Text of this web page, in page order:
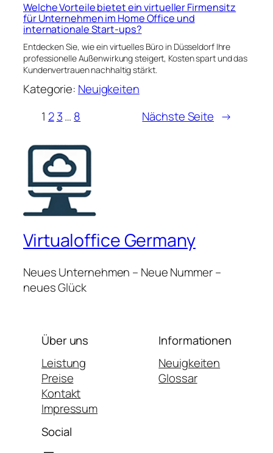
Welche Vorteile bietet ein virtueller Firmensitz
für Unternehmen im Home Office und
internationale Start-ups?
Entdecken Sie, wie ein virtuelles Büro in Düsseldorf Ihre
professionelle Außenwirkung steigert, Kosten spart und das
Kundenvertrauen nachhaltig stärkt.
Kategorie: Neuigkeiten
1 2 3… 8 Nächste Seite →
Virtualoffice Germany
Neues Unternehmen – Neue Nummer –
neues Glück
Über uns
Leistung
Preise
Kontakt
Impressum
Informationen
Neuigkeiten
Glossar
Social